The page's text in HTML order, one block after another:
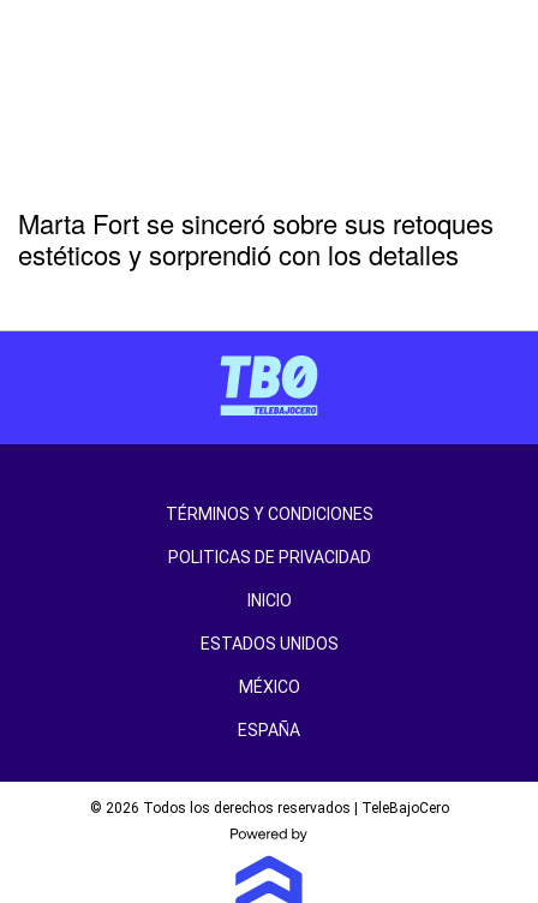
Marta Fort se sinceró sobre sus retoques
estéticos y sorprendió con los detalles
TÉRMINOS Y CONDICIONES
POLITICAS DE PRIVACIDAD
INICIO
ESTADOS UNIDOS
MÉXICO
ESPAÑA
© 2026 Todos los derechos reservados | TeleBajoCero